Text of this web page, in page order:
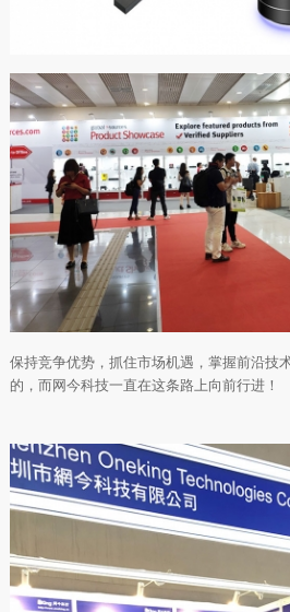
保持竞争优势，抓住市场机遇，掌握前沿技
的，而网今科技一直在这条路上向前行进！